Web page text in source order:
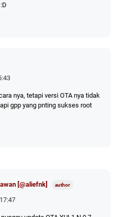
nya, tetapi versi OTA nya tidak
gpp yang pnting sukses root
[@aliefnk]